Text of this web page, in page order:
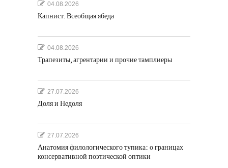
04.08.2026
Капнист. Всеобщая ябеда
04.08.2026
Трапезиты, агрентарии и прочие тамплиеры
27.07.2026
Доля и Недоля
27.07.2026
Анатомия филологического тупика: о границах
консервативной поэтической оптики